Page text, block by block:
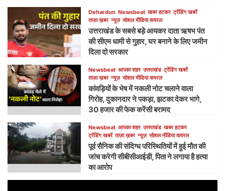
Dehardun Newsbeat खबर हटकर ट्रेंडिंग खबरें
ताज़ा ख़बर न्यूज़ सोशल मीडिया वायरल
उत्तराखंड के सबसे बड़े आयकर दाता ऋषभ पंत
की सीएम धामी से गुहार, घर बनाने के लिए जमीन
दिला दो सरकार
Newsbeat आपका शहर उत्तराखंड ट्रेंडिंग खबरें
ताज़ा ख़बर न्यूज़ सोशल मीडिया वायरल
कांवड़ियों के भेष में नकली नोट चलाने वाला
गिरोह, दुकानदार ने पकड़ा, झटका देकर भागे,
30 हजार की फेक करेंसी बरामद
Newsbeat आपका शहर उत्तराखंड खबर हटकर
ट्रेंडिंग खबरें ताज़ा ख़बर न्यूज़ सोशल मीडिया वायरल
पूर्व सैनिक की संदिग्ध परिस्थितियों में हुई मौत की
जांच करेगी सीबीसीआईडी, पिता ने लगाया है हत्या
का आरोप